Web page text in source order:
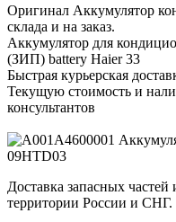
Оригинал Аккумулятор
склада и на заказ.
Аккумулятор для
(ЗИП) battery Haier 33
Быстрая курьерская
Текущую стоимость и
консультантов
Доставка запасных частей
территории России и СНГ.